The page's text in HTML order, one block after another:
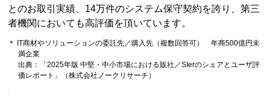
とのお取引実績、14万件のシステム保守契約を誇り、第三
者機関においても高評価を頂いています。
＊ IT商材やソリューションの委託先／購入先（複数回答可） 年商500億円未
満企業
出典：「2025年版 中堅・中小市場における販社／SIerのシェアとユーザ評
価レポート」（株式会社ノークリサーチ）